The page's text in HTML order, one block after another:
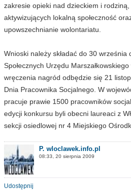
zakresie opieki nad dzieckiem i
aktywizujących lokalną społeczność
upowszechnianie wolontariatu.
Wnioski należy składać do 30
Społecznych Urzędu
wręczenia nagród odbędzie się 21
Dnia Pracownika Socjalnego. W
pracuje prawie 1500 pracowników
edycji konkursu byli obecni laureaci z
sekcji osiedlowej nr 4 Miejskiego
P. wloclawek.info.pl
08:33, 20 sierpnia 2009
Udostępnij